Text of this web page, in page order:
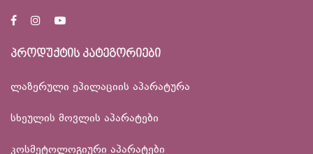
პროდუქტის კატეგორიები
ლაზერული ეპილაციის აპარატურა
სხეულის მოვლის აპარატები
კოსმეტოლოგიური აპარატები